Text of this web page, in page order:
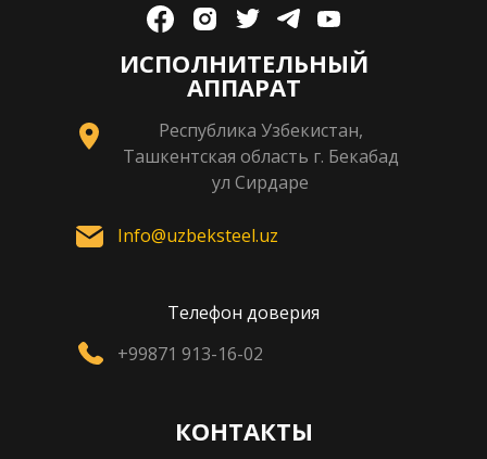
ИСПОЛНИТЕЛЬНЫЙ
АППАРАТ
Республика Узбекистан,
Ташкентская область г. Бекабад
ул Сирдаре
Info@uzbeksteel.uz
Телефон доверия
+99871 913-16-02
КОНТАКТЫ